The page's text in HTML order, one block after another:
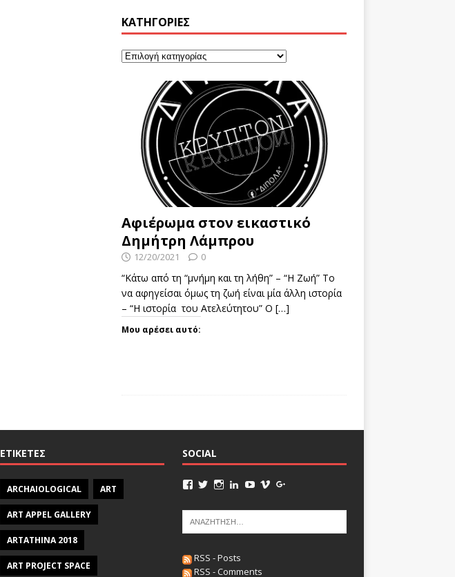
KΑΤΗΓΟΡΊΕΣ
Αφιέρωμα στον εικαστικό
Δημήτρη Λάμπρου
12/20/2021 0
“Κάτω από τη “μνήμη και τη λήθη” – “Η Ζωή” Το
να αφηγείσαι όμως τη ζωή είναι μία άλλη ιστορία
– “Η ιστορία του Ατελεύτητου” Ο […]
Μου αρέσει αυτό:
ΕΤΙΚΈΤΕΣ
ARCHAIOLOGICAL ART
ART APPEL GALLERY
ARTATHINA 2018
ART PROJECT SPACE
SOCIAL
RSS - Posts
RSS - Comments